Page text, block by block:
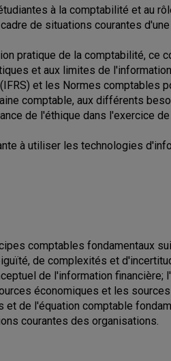
à la comptabilité et au
de situations courantes
pratique de la comptabilité, ce
et aux limites de
et les Normes comptables
comptable, aux différents
de l'éthique dans l'exercice
à utiliser les technologies
comptables fondamentaux
de complexités et
de l'information financière;
économiques et les
de l'équation comptable
courantes des organisations.